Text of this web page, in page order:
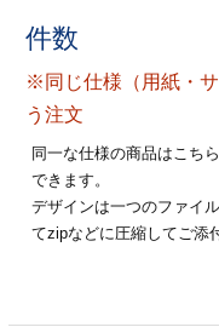
印刷
リーブ印刷
加工
印刷
ァイル印刷
件数
※同じ仕様（用紙・
う注文
同一な仕様の商品はこち
できます。
デザインは一つのファイ
てzipなどに圧縮してご添